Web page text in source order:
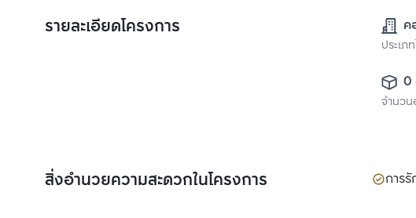
รายละเอียดโครงการ ค
ประเภ
0
จำนวน
สิ่งอำนวยความสะดวกในโครงการ การ